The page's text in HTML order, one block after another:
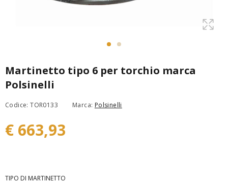
Martinetto tipo 6 per torchio marca
Polsinelli
Codice: TOR0133 Marca: Polsinelli
€ 663,93
TIPO DI MARTINETTO